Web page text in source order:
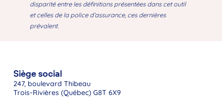
disparité entre les définitions présentées dans cet outil
et celles de la police d’assurance, ces dernières
prévalent.
Siège social
247, boulevard Thibeau
Trois-Rivières (Québec) G8T 6X9